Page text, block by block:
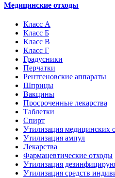
Медицинские отходы
Класс А
Класс Б
Класс В
Класс Г
Градусники
Перчатки
Рентгеновские аппараты
Шприцы
Вакцины
Просроченные лекарства
Таблетки
Спирт
Утилизация медицинских
Утилизация ампул
Лекарства
Фармацевтические отходы
Утилизация
Утилизация средств